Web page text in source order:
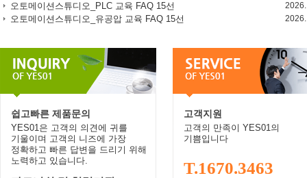
오토메이션스튜디오_PLC 교육 FAQ 15선
오토메이션스튜디오_유공압 교육 FAQ 15선
쉽고빠른 제품문의
YES01은 고객의 의견에 귀를
기울이며 고객의 니즈에 가장
정확하고 빠른 답변을 드리기 위해
노력하고 있습니다.
고객지원
고객의 만족이 YES01의
기쁨입니다
T.1670.3463